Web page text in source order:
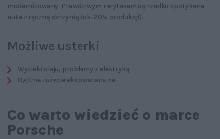
modernizowany. Prawdziwym rarytasem są rzadko spotykane
auta z ręczną skrzynią (ok. 20% produkcji).
Możliwe usterki
Wycieki oleju, problemy z elektryką
Ogólne zużycie eksploatacyjne
Co warto wiedzieć o marce
Porsche